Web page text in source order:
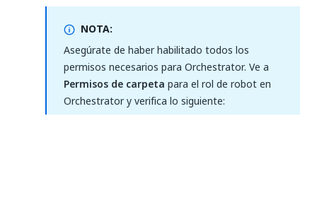
NOTA:
Asegúrate de haber habilitado todos los
permisos necesarios para Orchestrator. Ve a
Permisos de carpeta para el rol de robot en
Orchestrator y verifica lo siguiente: